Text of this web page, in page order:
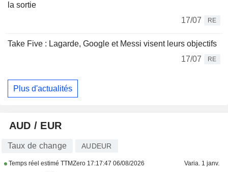
la sortie
17/07
RE
Take Five : Lagarde, Google et Messi visent leurs objectifs
17/07
RE
Plus d'actualités
AUD / EUR
Taux de change AUDEUR
Temps réel estimé TTMZero 17:17:47 06/08/2026 Varia. 1 janv.